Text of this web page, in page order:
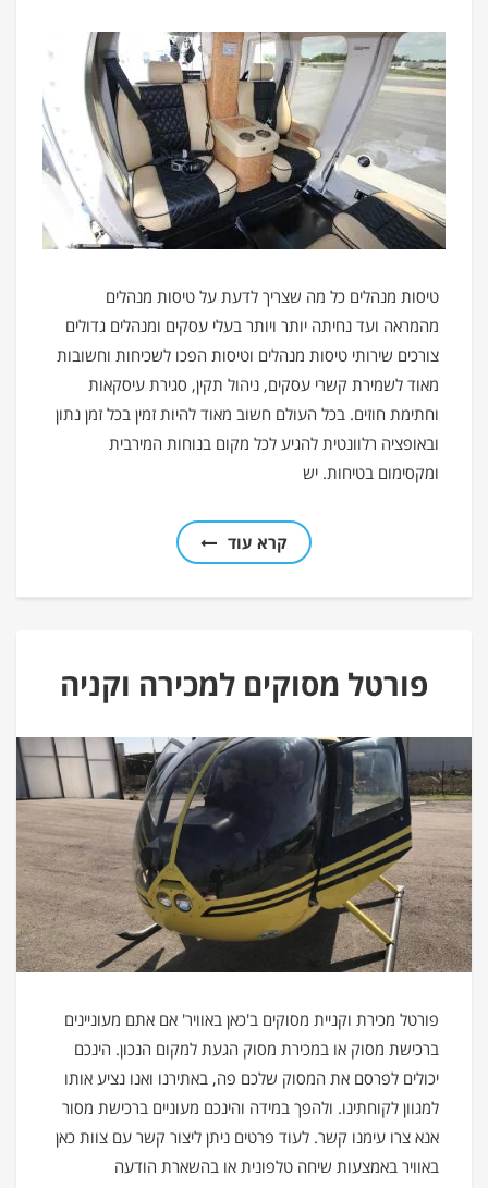
טיסות מנהלים כל מה שצריך לדעת על טיסות מנהלים
מהמראה ועד נחיתה יותר ויותר בעלי עסקים ומנהלים גדולים
צורכים שירותי טיסות מנהלים וטיסות הפכו לשכיחות וחשובות
מאוד לשמירת קשרי עסקים, ניהול תקין, סגירת עיסקאות
וחתימת חוזים. בכל העולם חשוב מאוד להיות זמין בכל זמן נתון
ובאופציה רלוונטית להגיע לכל מקום בנוחות המירבית
ומקסימום בטיחות. יש
קרא עוד
פורטל מסוקים למכירה וקניה
פורטל מכירת וקניית מסוקים ב'כאן באוויר' אם אתם מעוניינים
ברכישת מסוק או במכירת מסוק הגעת למקום הנכון. הינכם
יכולים לפרסם את המסוק שלכם פה, באתירנו ואנו נציע אותו
למגוון לקוחתינו. ולהפך במידה והינכם מעוניים ברכישת מסור
אנא צרו עימנו קשר. לעוד פרטים ניתן ליצור קשר עם צוות כאן
באוויר באמצעות שיחה טלפונית או בהשארת הודעה